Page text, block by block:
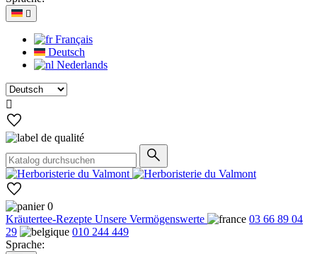

Français
Deutsch
Nederlands

0
Kräutertee-Rezepte Unsere Vermögenswerte
03 66 89 04
29
010 244 449
Sprache: